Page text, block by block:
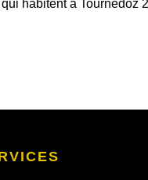
habitent à